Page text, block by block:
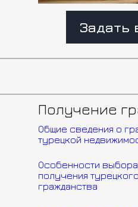
Задать
Получение
Общие сведения о
турецкой
Особенности выбора
получения турецкого
гражданства